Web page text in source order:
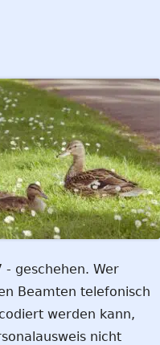
geschehen. Wer
Beamten telefonisch
werden kann,
nicht